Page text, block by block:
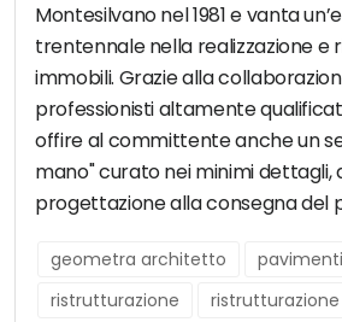
Montesilvano nel 1981 e vanta
trentennale nella realizzazione e
immobili. Grazie alla
professionisti altamente
offire al committente anche un
mano" curato nei minimi dettagli,
progettazione alla consegna del
geometra architetto
pavimenti
ristrutturazione